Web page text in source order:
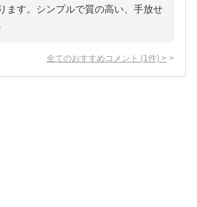
ます。シンプルで質の高い、手放せ
全てのおすすめコメント (1 件) >